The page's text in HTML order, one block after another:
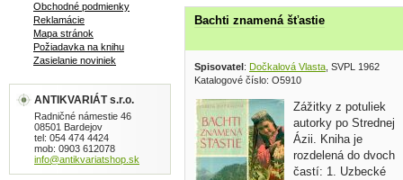
Bachti znamená šťastie
Spisovatel: Dočkalová Vlasta , SVPL 1962
Katalogové číslo: O5910
Zážitky z potuliek
autorky po Strednej
Ázii. Kniha je
rozdelená do dvoch
častí: 1. Uzbecké
Obchodné podmienky
Reklamácie
Mapa stránok
Požiadavka na knihu
Zasielanie noviniek
ANTIKVARIÁT s.r.o.
Radničné námestie 46
08501 Bardejov
tel: 054 474 4424
mob: 0903 612078
info@antikvariatshop.sk